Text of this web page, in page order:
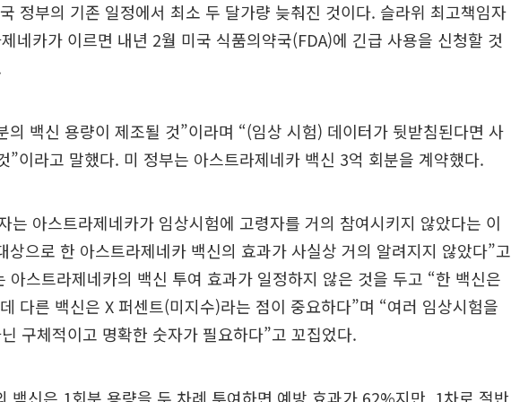
정부의 기존 일정에서 최소 두 달가량 늦춰진 것이다. 슬라위 최고책임자
네카가 이르면 내년 2월 미국 식품의약국(FDA)에 긴급 사용을 신청할 것
의 백신 용량이 제조될 것”이라며 “(임상 시험) 데이터가 뒷받침된다면 사
”이라고 말했다. 미 정부는 아스트라제네카 백신 3억 회분을 계약했다.
는 아스트라제네카가 임상시험에 고령자를 거의 참여시키지 않았다는 이
상으로 한 아스트라제네카 백신의 효과가 사실상 거의 알려지지 않았다”고
아스트라제네카의 백신 투여 효과가 일정하지 않은 것을 두고 “한 백신은
다른 백신은 X 퍼센트(미지수)라는 점이 중요하다”며 “여러 임상시험을
구체적이고 명확한 숫자가 필요하다”고 꼬집었다.